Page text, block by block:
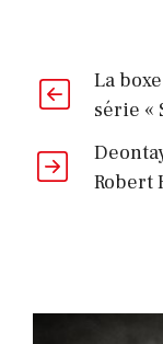
La
série «
Robert